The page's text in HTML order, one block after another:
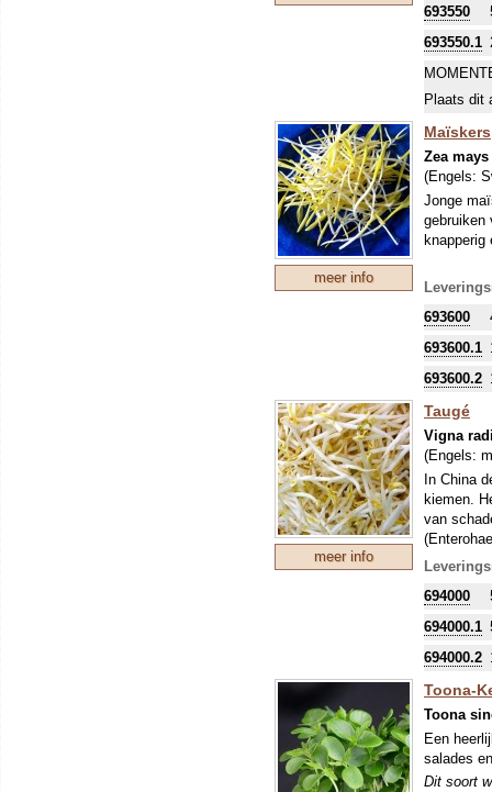
linzen
Dit soort
is in het
goed
693550
693550.1
Plaats dit
meer info
Maïskers
Zea mays
(Engels:
Jonge
gebruiken
693600
693600.1
693600.2
meer info
Taugé
Vigna
(Engels:
In China
kiemen.
van
Dit soort
goed
694000
694000.1
694000.2
Toona-
Toona
Een
salades
Dit soort